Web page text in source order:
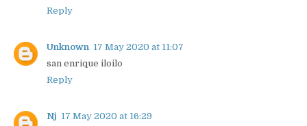
Reply
Unknown 17 May 2020 at 11:07
san enrique iloilo
Reply
Nj 17 May 2020 at 16:29